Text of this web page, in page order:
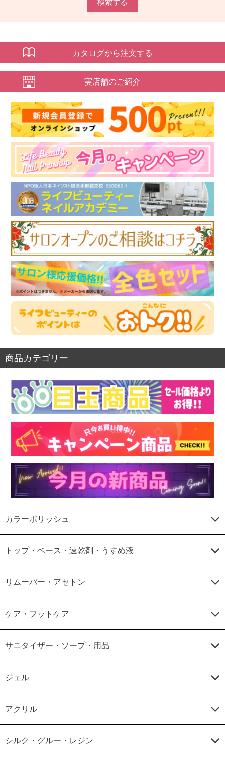
カタログから注文する
実店舗のご紹介
商品カテゴリー
カラーポリッシュ
トップ・ベース・速乾剤・うすめ液
リムーバー・アセトン
ケア・フットケア
サニタイザー・ソープ・用品
ジェル
アクリル
シルク・グルー・レジン